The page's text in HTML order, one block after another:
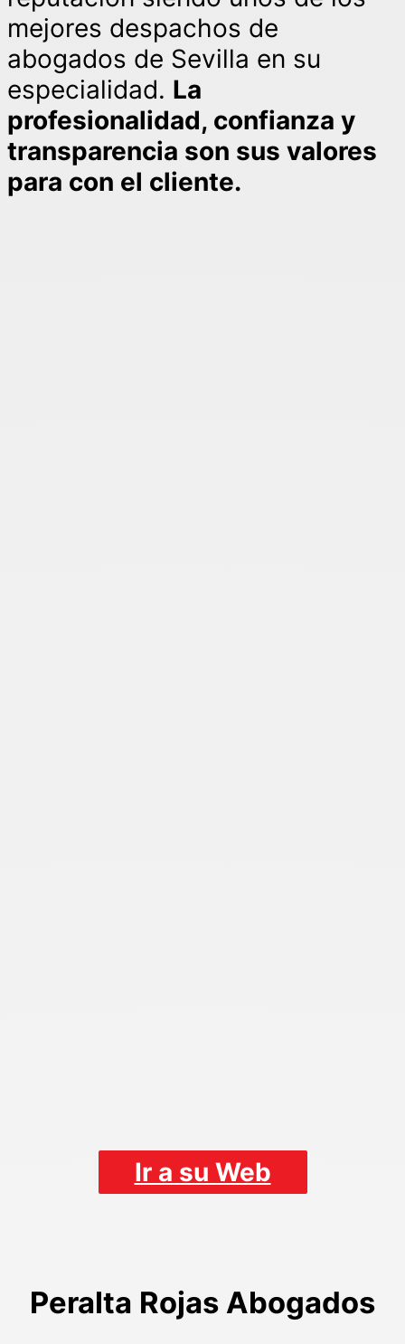
mejores despachos de
abogados de Sevilla en su
especialidad. La
profesionalidad, confianza y
transparencia son sus valores
para con el cliente.
Ir a su Web
Peralta Rojas Abogados